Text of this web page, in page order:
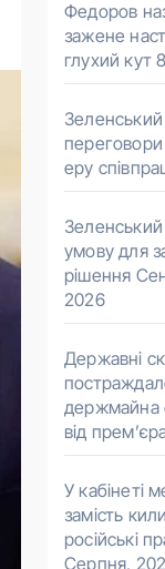
Федоров
зажене
глухий кут
еру
умову для
рішення
2026
Державні
держмайна
від
У кабінеті
замість
російські
Серпня,